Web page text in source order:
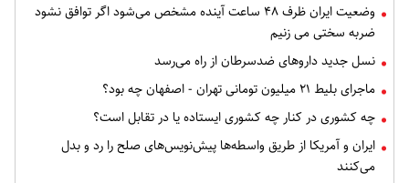
وضعیت ایران ظرف ۴۸ ساعت آینده مشخص می‌شود اگر توافق نشود
ضربه سختی می زنیم
نسل جدید داروهای ضدسرطان از راه می‌رسد
ماجرای بلیط ۲۱ میلیون تومانی تهران - اصفهان چه بود؟
چه کشوری در کنار چه کشوری ایستاده یا در تقابل است؟
ایران و آمریکا از طریق واسطه‌ها پیش‌نویس‌های صلح را رد و بدل
می‌کنند